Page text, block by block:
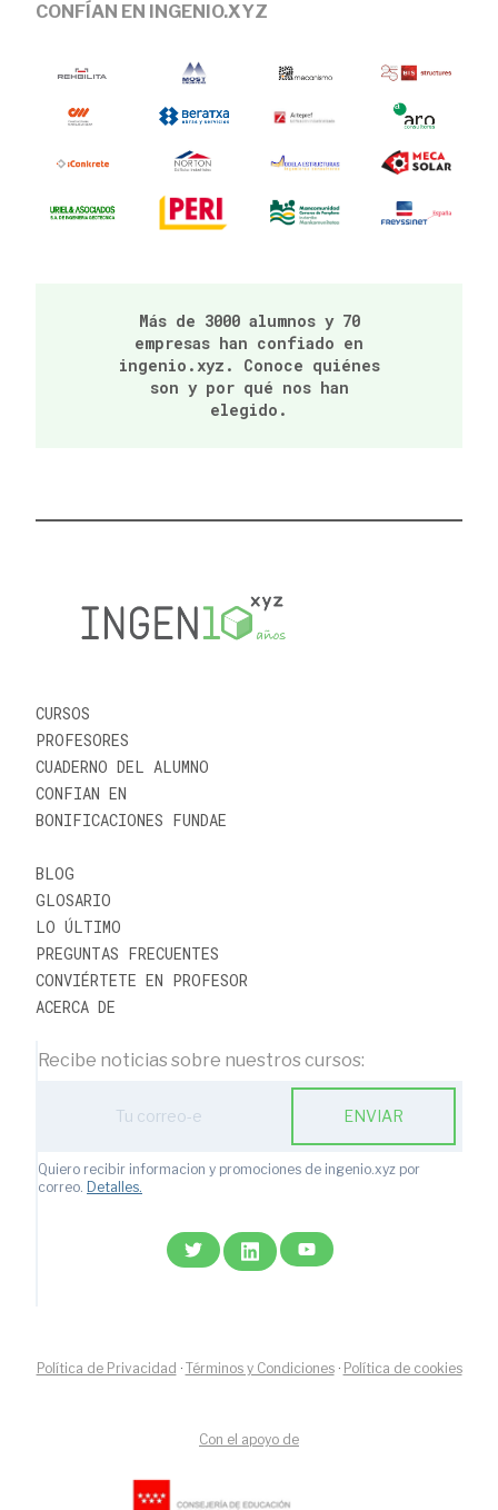
CONFÍAN EN INGENIO.XYZ
Más de 3000 alumnos y 70
empresas han confiado en
ingenio.xyz. Conoce quiénes
son y por qué nos han
elegido.
CURSOS
PROFESORES
CUADERNO DEL ALUMNO
CONFIAN EN
BONIFICACIONES FUNDAE
BLOG
GLOSARIO
LO ÚLTIMO
PREGUNTAS FRECUENTES
CONVIÉRTETE EN PROFESOR
ACERCA DE
Recibe noticias sobre nuestros cursos:
form
ic
ENVIAR
Quiero recibir informacion y promociones de ingenio.xyz por
correo. Detalles.
Política de Privacidad · Términos y Condiciones· Política de cookies
Con el apoyo de